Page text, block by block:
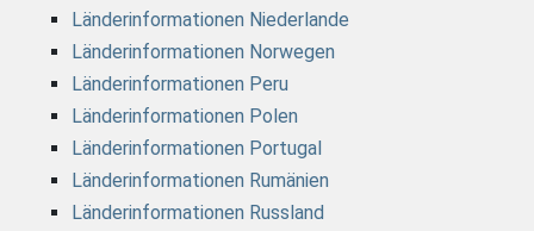
Länderinformationen Niederlande
Länderinformationen Norwegen
Länderinformationen Peru
Länderinformationen Polen
Länderinformationen Portugal
Länderinformationen Rumänien
Länderinformationen Russland